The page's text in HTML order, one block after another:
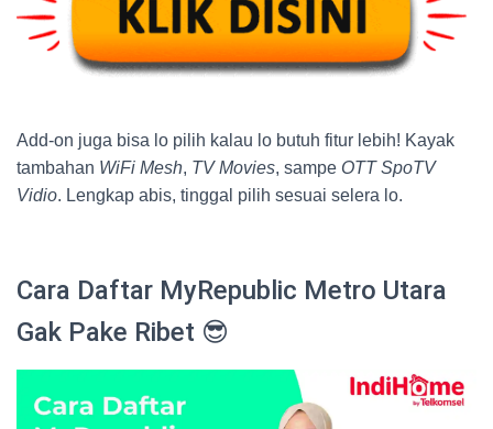
Add-on juga bisa lo pilih kalau lo butuh fitur lebih! Kayak
tambahan WiFi Mesh, TV Movies, sampe OTT SpoTV
Vidio. Lengkap abis, tinggal pilih sesuai selera lo.
Cara Daftar MyRepublic Metro Utara
Gak Pake Ribet 😎